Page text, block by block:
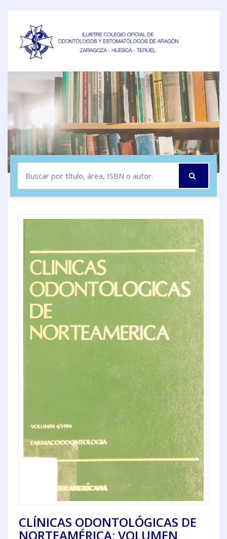
CLÍNICAS ODONTOLÓGICAS DE
NORTEAMÉRICA: VOLUMEN